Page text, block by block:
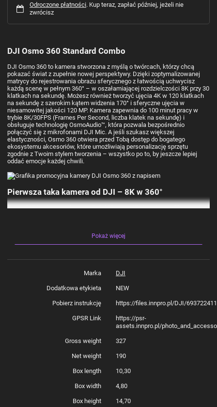
Odroczone płatności. Kup teraz, zapłać później, jeżeli nie
zwrócisz
DJI Osmo 360 Standard Combo
DJI Osmo 360 to kamera stworzona z myślą o twórcach, którzy chcą
pokazać świat z zupełnie nowej perspektywy. Dzięki zoptymalizowanej
matrycy do rejestrowania obrazu sferycznego z łatwością uchwycisz
każdą scenę w pełnym 360° – w oszałamiającej rozdzielczości 8K przy 30
klatkach na sekundę. Możesz również tworzyć ujęcia 4K w 120 klatkach
na sekundę z szerokim kątem widzenia 170° i sferyczne ujęcia w
niesamowitej jakości 120 MP. Kamera zapewnia do 100 minut pracy w
trybie 8K/30FPS (Frames Per Second, liczba klatek na sekundę) i
obsługuje technologię OsmoAudio™, która pozwala bezpośrednio
połączyć się z mikrofonami DJI Mic. A jeśli szukasz większej
elastyczności, Osmo 360 otwiera przed Tobą dostęp do bogatego
ekosystemu akcesoriów, które umożliwiają personalizację sprzętu
zgodnie z Twoim stylem tworzenia – wszystko po to, by jeszcze lepiej
oddać emocje każdej chwili.
Pierwsza taka kamera od DJI – 8K w 360°
Osmo 360 to pierwsza kamera DJI, która umożliwia natywne filmowanie
sensorami 1-calowymi. Dzięki temu możesz liczyć nie tylko na wyjątkową
jakość wideo, ale również na oszczędność energii. 13,5-stopniowy zakres
rejestracji zachodów słońca czy miejskich nocnych panoram. Chcesz
8K/50FPS lub sięgnąć po spektakularne slow motion w 4K/100FPS.
Bogactwo kolorów po zmroku
Wszystkie tryby wideo w DJI Osmo 360 wspierają 10-bitową głębię
kolorów, co przekłada się na wyjątkową wierność i intensywność barw. Z
tryb logarytmiczny do profesjonalnej edycji kolorów), zapewniający
(wielkość otworu przysłony obiektywu) i nowej matrycy możesz liczyć na
włączyć tryb SuperNight. Zdjęcia 360° o rozdzielczości 120 MP przeniosą
imponującą szczegółowością.
Pokaż więcej
Marka DJI
Dodatkowa etykieta NEW
Pobierz instrukcję https://files.innpro.pl/DJI/
GPSR Link
https://psr-
assets.innpro.pl/
Gross weight 327
Net weight 190
Box length 10,30
Box width 4,80
Box height 14,70